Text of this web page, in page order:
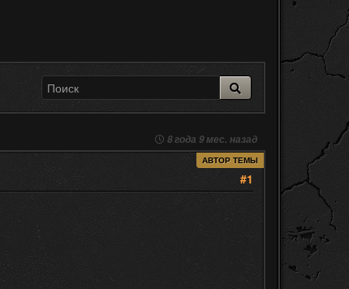
8 года 9 мес. назад
АВТОР ТЕМЫ
#1